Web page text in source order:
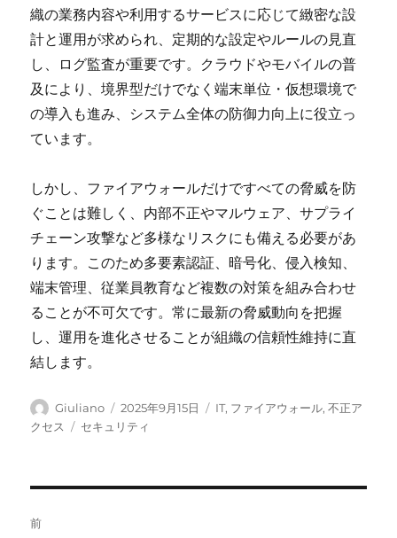
織の業務内容や利用するサービスに応じて緻密な設
計と運用が求められ、定期的な設定やルールの見直
し、ログ監査が重要です。クラウドやモバイルの普
及により、境界型だけでなく端末単位・仮想環境で
の導入も進み、システム全体の防御力向上に役立っ
ています。
しかし、ファイアウォールだけですべての脅威を防
ぐことは難しく、内部不正やマルウェア、サプライ
チェーン攻撃など多様なリスクにも備える必要があ
ります。このため多要素認証、暗号化、侵入検知、
端末管理、従業員教育など複数の対策を組み合わせ
ることが不可欠です。常に最新の脅威動向を把握
し、運用を進化させることが組織の信頼性維持に直
結します。
投
稿
Giuliano
投
稿
2025年9月15日
カ
IT, ファイアウォール,不正ア
クセス
タ
セキュリティ
前